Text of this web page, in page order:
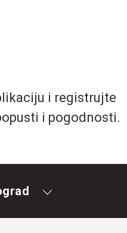
i registrujte
i pogodnosti.